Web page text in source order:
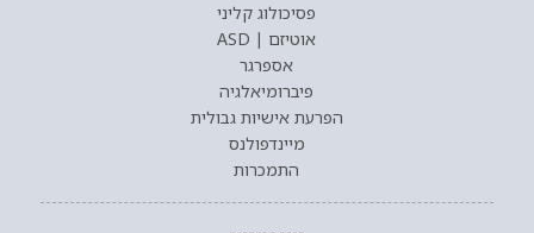
פסיכולוג קליני
אוטיזם | ASD
אספרגר
פיברומיאלגיה
הפרעת אישיות גבולית
מיינדפולנס
התמכרות